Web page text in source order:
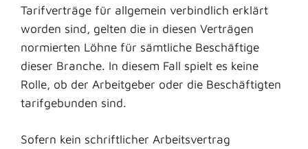
Tarifverträge für allgemein verbindlich erklärt
worden sind, gelten die in diesen Verträgen
normierten Löhne für sämtliche Beschäftige
dieser Branche. In diesem Fall spielt es keine
Rolle, ob der Arbeitgeber oder die Beschäftigten
tarifgebunden sind.
Sofern kein schriftlicher Arbeitsvertrag